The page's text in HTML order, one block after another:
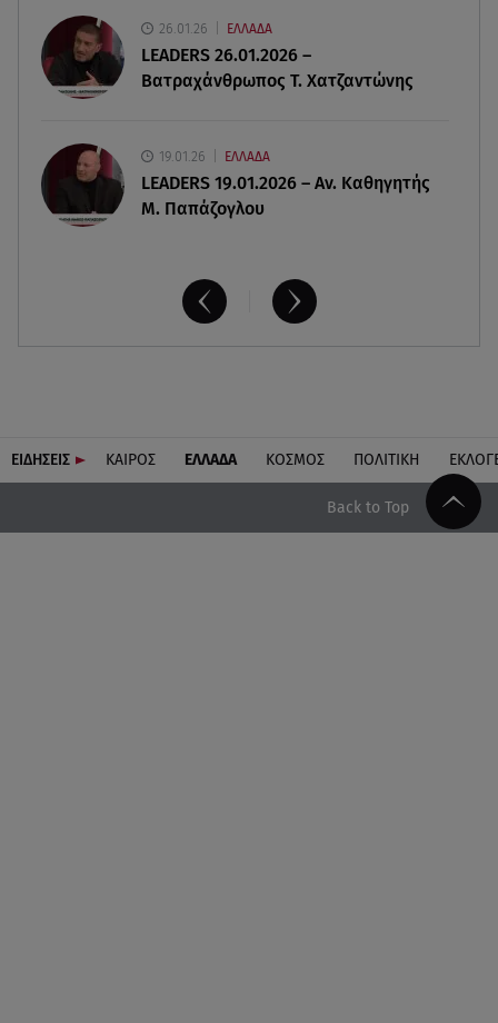
Αθηνά Οικονομάκου από την Μπόρα Μπόρα:
«Έσκασε όλη η κούραση του χειμώνα»
26.01.26 ΕΛΛΑΔΑ
LEADERS 26.01.2026 –
Βατραχάνθρωπος Τ. Χατζαντώνης
19.01.26 ΕΛΛΑΔΑ
LEADERS 19.01.2026 – Αν. Καθηγητής
Μ. Παπάζογλου
ΕΙΔΗΣΕΙΣ ΚΑΙΡΟΣ ΕΛΛΑΔΑ ΚΟΣΜΟΣ ΠΟΛΙΤΙΚΗ
Back to Top